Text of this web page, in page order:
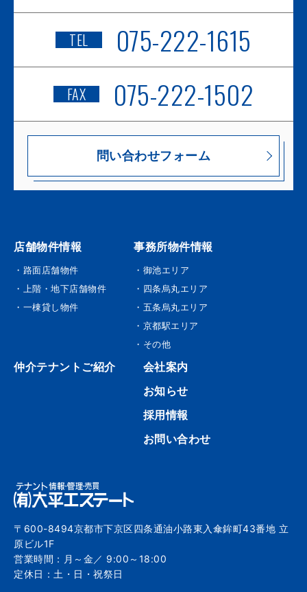
TEL 075-222-1615
FAX 075-222-1502
問い合わせフォーム
店舗物件情報
・路面店舗物件
・上階・地下店舗物件
・一棟貸し物件
事務所物件情報
・御池エリア
・四条烏丸エリア
・五条烏丸エリア
・京都駅エリア
・その他
仲介テナントご紹介
会社案内
お知らせ
採用情報
お問い合わせ
〒600-8494京都市下京区四条通油小路東入傘鉾町43番地 立
原ビル1F
営業時間：月～金／ 9:00～18:00
定休日：土・日・祝祭日